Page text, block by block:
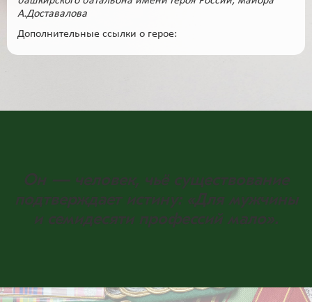
А.Доставалова
Дополнительные ссылки о герое:
Он — человек, чьё существование
подтверждает истину: «Для мужчины
и семидесяти профессий мало».